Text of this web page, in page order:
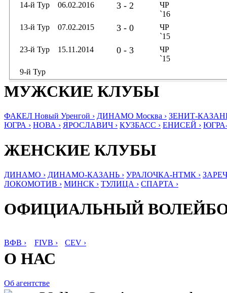
14-й Тур
06.02.2016 3 - 2
ЧР
`16
13-й Тур
07.02.2015 3 - 0
ЧР
`15
23-й Тур
15.11.2014 0 - 3
ЧР
`15
9-й Тур
МУЖСКИЕ КЛУБЫ
ФАКЕЛ Новый Уренгой › ДИНАМО Москва › ЗЕНИТ-
ЮГРА › НОВА › ЯРОСЛАВИЧ › КУЗБАСС › ЕНИСЕЙ ›
ЖЕНСКИЕ КЛУБЫ
ДИНАМО › ДИНАМО-КАЗАНЬ › УРАЛОЧКА-НТМК ›
ЛОКОМОТИВ › МИНСК › ТУЛИЦА › СПАРТА ›
ОФИЦИАЛЬНЫЙ
ВФВ › FIVB › CEV ›
О НАС
Об агентстве